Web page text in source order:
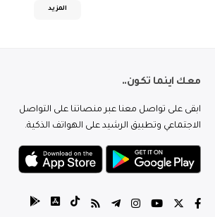
المزيد
معك اينما تكون..
ابقى على تواصل معنا عبر منصاتنا على التواصل
الاجتماعي وتطبيق الرشيد على الهواتف الذكية.